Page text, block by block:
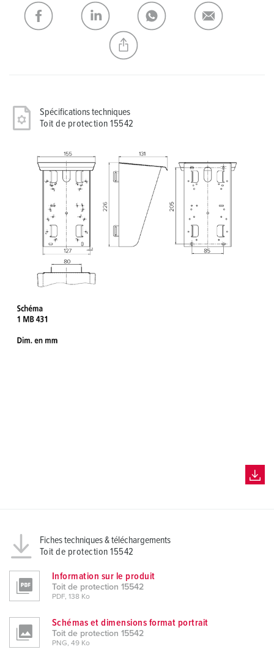
Ma liste AJOUTER
CRÉER UNE NOUVELLE LISTE
Spécifications techniques
Toit de protection 15542
Fiches techniques & téléchargements
Toit de protection 15542
Information sur le produit
Toit de protection 15542
PDF, 138 Ko
Schémas et dimensions format portrait
Toit de protection 15542
PNG, 49 Ko